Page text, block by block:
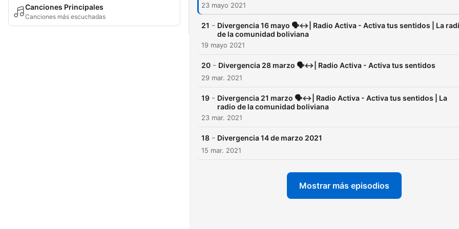
Canciones Principales
Canciones más escuchadas
23 mayo 2021
21 - Divergencia 16 mayo 🗣️↔️| Radio Activa - Activa tus sentidos | La
de la comunidad boliviana
19 mayo 2021
20 - Divergencia 28 marzo 🗣️↔️| Radio Activa - Activa tus sentidos
29 mar. 2021
19 - Divergencia 21 marzo 🗣️↔️| Radio Activa - Activa tus sentidos | La
radio de la comunidad boliviana
23 mar. 2021
18 - Divergencia 14 de marzo 2021
15 mar. 2021
Mostrar más episodios